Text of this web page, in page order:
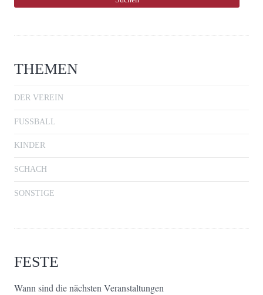
THEMEN
DER VEREIN
FUSSBALL
KINDER
SCHACH
SONSTIGE
FESTE
Wann sind die nächsten Veranstaltungen